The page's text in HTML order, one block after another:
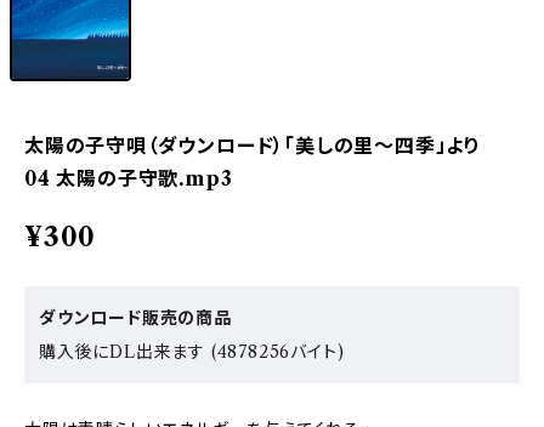
太陽の子守唄（ダウンロード）「美しの里〜四季」より
04 太陽の子守歌.mp3
¥300
ダウンロード販売の商品
購入後にDL出来ます (4878256バイト)